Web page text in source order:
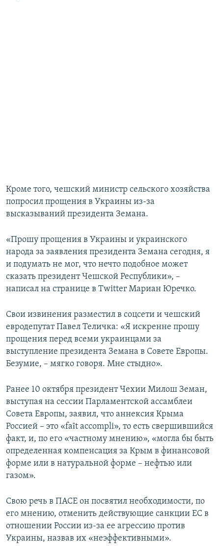
Кроме того, чешский министр сельского хозяйства
попросил прощения в Украины из-за
высказываний президента Земана.
«Прошу прощения в Украины и украинского
народа за заявления президента Земана сегодня, я
и подумать не мог, что нечто подобное может
сказать президент Чешской Республики», –
написал на странице в Twitter Мариан Юречко.
Свои извинения разместил в соцсети и чешский
евродепутат Павел Теличка: «Я искренне прошу
прощения перед всеми украинцами за
выступление президента Земана в Совете Европы.
Безумие, – мягко говоря. Мне стыдно».
Ранее 10 октября президент Чехии Милош Земан,
выступая на сессии Парламентской ассамблеи
Совета Европы, заявил, что аннексия Крыма
Россией – это «faît accompli», то есть свершившийся
факт, и, по его «частному мнению», «могла бы быть
определенная компенсация за Крым в финансовой
форме или в натуральной форме – нефтью или
газом».
Свою речь в ПАСЕ он посвятил необходимости, по
его мнению, отменить действующие санкции ЕС в
отношении России из-за ее агрессию против
Украины, назвав их «неэффективными».